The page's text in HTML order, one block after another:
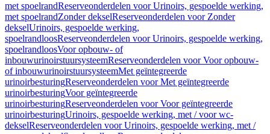
met spoelrandReserveonderdelen voor Urinoirs, gespoelde werking,
met spoelrandZonder dekselReserveonderdelen voor Zonder
dekselUrinoirs, gespoelde werking,
spoelrandloosReserveonderdelen voor Urinoirs, gespoelde werking,
spoelrandloosVoor opbouw- of
inbouwurinoirstuursysteemReserveonderdelen voor Voor opbouw-
of inbouwurinoirstuursysteemMet geïntegreerde
urinoirbesturingReserveonderdelen voor Met geïntegreerde
urinoirbesturingVoor geïntegreerde
urinoirbesturingReserveonderdelen voor Voor geïntegreerde
urinoirbesturingUrinoirs, gespoelde werking, met / voor wc-
dekselReserveonderdelen voor Urinoirs, gespoelde werking, met /